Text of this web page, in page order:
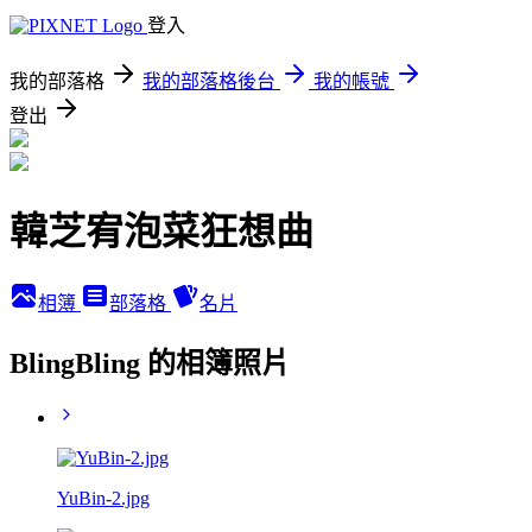
登入
我的部落格 我的部落格後台
我的帳號
登出
韓芝宥泡菜狂想曲
相簿 部落格 名片
BlingBling 的相簿照片
YuBin-2.jpg